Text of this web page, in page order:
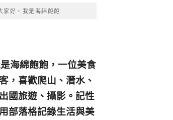
家好，我是海綿飽飽
海綿飽飽，一位美食
， 喜歡爬山、潛水、
國旅遊、攝影。 記性
部落格記錄生活與美